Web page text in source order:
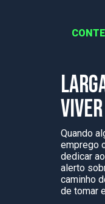
Quando
emprego
dedicar
alerto
caminho
de tomar